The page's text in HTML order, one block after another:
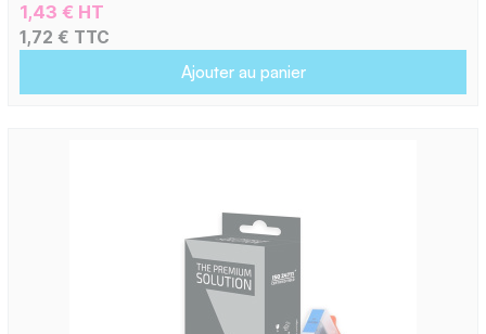
1,43 € HT
1,72 € TTC
Ajouter au panier